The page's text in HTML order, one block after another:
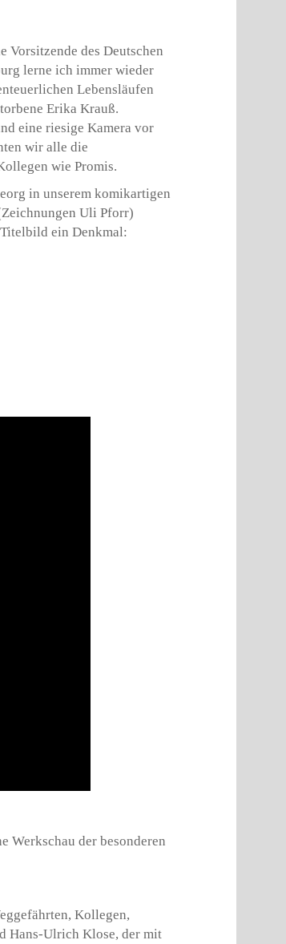
Vorsitzende des Deutschen
lerne ich immer wieder
Lebensläufen
Erika Krauß.
eine riesige Kamera vor
wir alle die
wie Promis.
in unserem komikartigen
Uli Pforr)
ein Denkmal:
Werkschau der besonderen
Kollegen,
Hans-Ulrich Klose, der mit